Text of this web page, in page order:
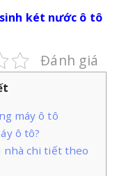
két nước ô tô
Đánh giá
máy ô tô
ô tô?
nhà chi tiết theo